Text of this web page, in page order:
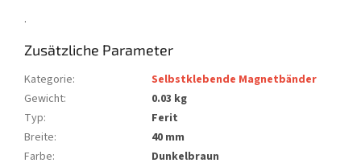
.
Zusätzliche Parameter
Kategorie:
Selbstklebende Magnetbänder
Gewicht:
0.03 kg
Typ:
Ferit
Breite:
40 mm
Farbe:
Dunkelbraun